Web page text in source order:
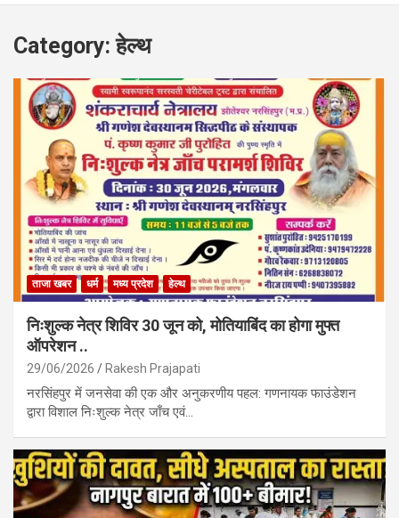
Category:हेल्थ
ताजा खबर धर्म मध्य प्रदेश हेल्थ
निःशुल्क नेत्र शिविर 30 जून को, मोतियाबिंद का होगा मुफ्त
ऑपरेशन ..
29/06/2026 Rakesh Prajapati
नरसिंहपुर में जनसेवा की एक और अनुकरणीय पहल: गणनायक फाउंडेशन
द्वारा विशाल निःशुल्क नेत्र जाँच एवं…